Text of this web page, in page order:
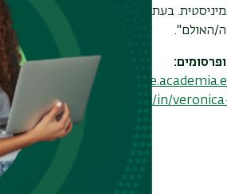
בעתיד אשמח לשלב בין עבודה
האולם".
https://
https://www.linkedin.com/in/